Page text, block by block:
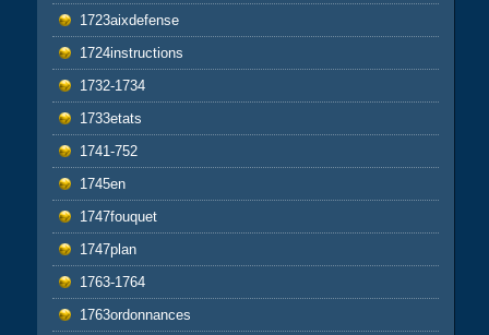
1723aixdefense
1724instructions
1732-1734
1733etats
1741-752
1745en
1747fouquet
1747plan
1763-1764
1763ordonnances